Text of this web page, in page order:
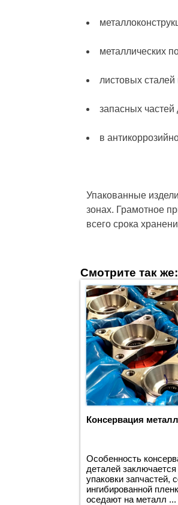
металлических
листовых
запасных частей
в
Упакованные
зонах. Грамотное
всего срока
Смотрите так же:
Консервация
Особенность
деталей
упаковки запчастей,
ингибированной
оседают на металл ...